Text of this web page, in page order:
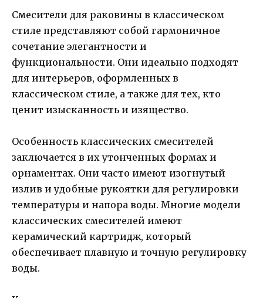
Смесители для раковины в классическом
стиле представляют собой гармоничное
сочетание элегантности и
функциональности. Они идеально подходят
для интерьеров, оформленных в
классическом стиле, а также для тех, кто
ценит изысканность и изящество.
Особенность классических смесителей
заключается в их утонченных формах и
орнаментах. Они часто имеют изогнутый
излив и удобные рукоятки для регулировки
температуры и напора воды. Многие модели
классических смесителей имеют
керамический картридж, который
обеспечивает плавную и точную регулировку
воды.